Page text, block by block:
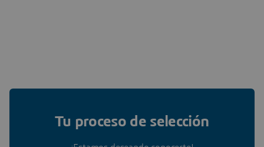
Tu proceso de selección